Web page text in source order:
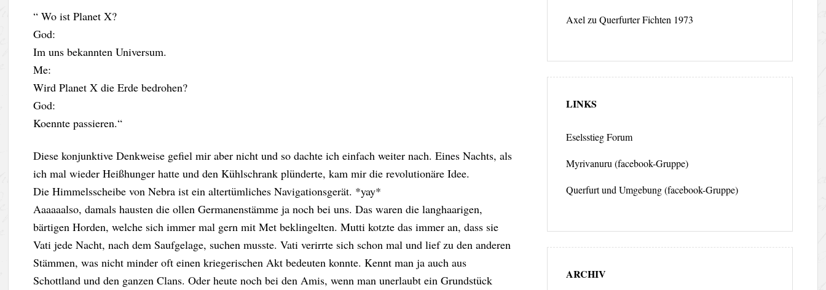
“ Wo ist Planet X?
God:
Im uns bekannten Universum.
Me:
Wird Planet X die Erde bedrohen?
God:
Koennte passieren.“
Diese konjunktive Denkweise gefiel mir aber nicht und so dachte ich einfach weiter nach. Eines Nachts, als
ich mal wieder Heißhunger hatte und den Kühlschrank plünderte, kam mir die revolutionäre Idee.
Die Himmelsscheibe von Nebra ist ein altertümliches Navigationsgerät. *yay*
Aaaaaalso, damals hausten die ollen Germanenstämme ja noch bei uns. Das waren die langhaarigen,
bärtigen Horden, welche sich immer mal gern mit Met beklingelten. Mutti kotzte das immer an, dass sie
Vati jede Nacht, nach dem Saufgelage, suchen musste. Vati verirrte sich schon mal und lief zu den anderen
Stämmen, was nicht minder oft einen kriegerischen Akt bedeuten konnte. Kennt man ja auch aus
Schottland und den ganzen Clans. Oder heute noch bei den Amis, wenn man unerlaubt ein Grundstück
Axel zu Querfurter Fichten 1973
LINKS
Eselsstieg Forum
Myrivanuru (facebook-Gruppe)
Querfurt und Umgebung (facebook-Gruppe)
ARCHIV